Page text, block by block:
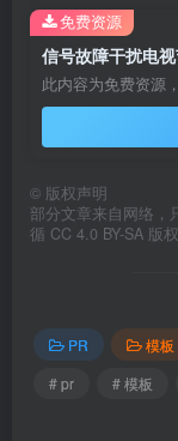
信号故障干扰电
此内容为免费资源
免费资源
© 版权声明
部分文章来自网络，
循 CC 4.0 BY-SA 版权
PR
模板
# pr
# 模板